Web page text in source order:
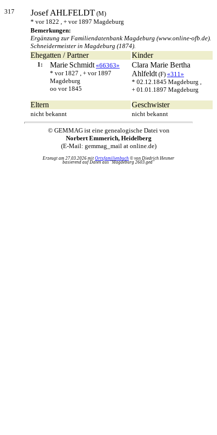
317 JosefAHLFELDT (M)
* vor 1822 , + vor 1897 Magdeburg
Bemerkungen:
Ergänzung zur Familiendatenbank Magdeburg (www.online-ofb.de).
Schneidermeister in Magdeburg (1874).
Ehegatten / Partner Kinder
1: Marie Schmidt «66363»
* vor 1827 , + vor 1897
Magdeburg
oo vor 1845
Clara Marie Bertha
Ahlfeldt(F) «311»
* 02.12.1845 Magdeburg ,
+ 01.01.1897 Magdeburg
Eltern Geschwister
nicht bekannt nicht bekannt
© GEMMAG ist eine genealogische Datei von
Norbert Emmerich, Heidelberg
(E-Mail: gemmag_mail at online.de)
Erzeugt am 27.03.2026 mit Ortsfamilienbuch © von Diedrich Hesmer
basierend auf Daten aus "Magdeburg 2603.ged"